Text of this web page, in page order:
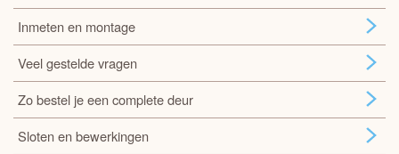
Inmeten en montage
Veel gestelde vragen
Zo bestel je een complete deur
Sloten en bewerkingen